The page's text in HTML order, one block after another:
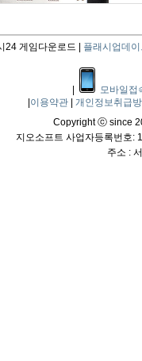
24 게임다운로드 | 플래시업데이
모바일접
이용약관
개인정보취급
Copyright ⓒ since
지오소프트 사업자등록번호:
주소 :